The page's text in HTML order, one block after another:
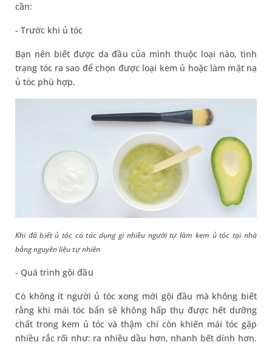
cần:
- Trước khi ủ tóc
Bạn nên biết được da đầu của mình thuộc loại nào, tình
trạng tóc ra sao để chọn được loại kem ủ hoặc làm mặt nạ
ủ tóc phù hợp.
Khi đã biết ủ tóc có tác dụng gì nhiều người tự làm kem ủ tóc tại nhà
bằng nguyên liệu tự nhiên
- Quá trình gội đầu
Có không ít người ủ tóc xong mới gội đầu mà không biết
rằng khi mái tóc bẩn sẽ không hấp thụ được hết dưỡng
chất trong kem ủ tóc và thậm chí còn khiến mái tóc gặp
nhiều rắc rối như: ra nhiều dầu hơn, nhanh bết dính hơn.